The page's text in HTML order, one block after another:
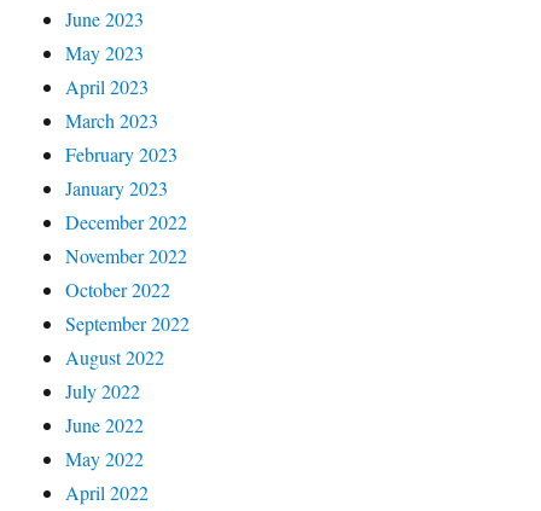
June 2023
May 2023
April 2023
March 2023
February 2023
January 2023
December 2022
November 2022
October 2022
September 2022
August 2022
July 2022
June 2022
May 2022
April 2022